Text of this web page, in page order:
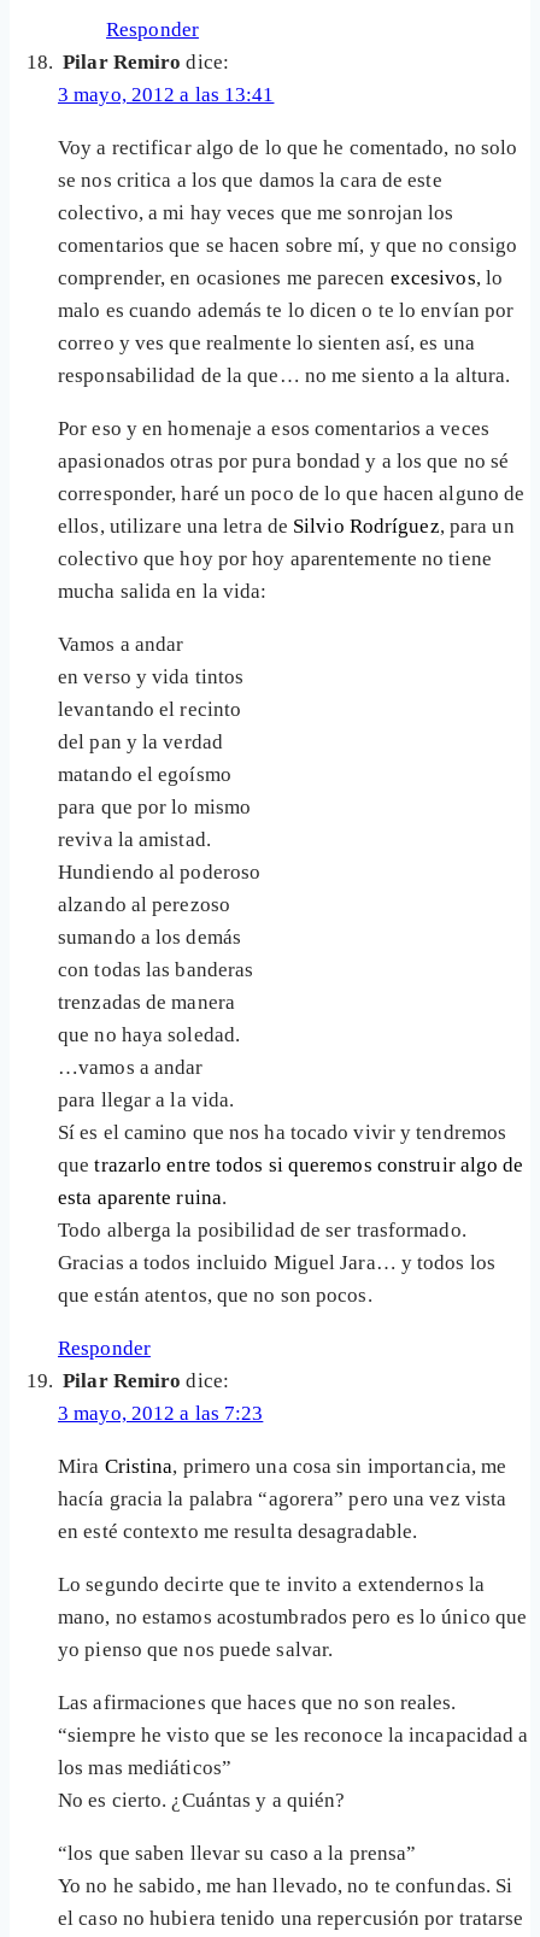
Responder
Pilar Remiro dice:
3 mayo, 2012 a las 13:41
Voy a rectificar algo de lo que he comentado, no solo
se nos critica a los que damos la cara de este
colectivo, a mi hay veces que me sonrojan los
comentarios que se hacen sobre mí, y que no consigo
comprender, en ocasiones me parecen excesivos, lo
malo es cuando además te lo dicen o te lo envían por
correo y ves que realmente lo sienten así, es una
responsabilidad de la que… no me siento a la altura.
Por eso y en homenaje a esos comentarios a veces
apasionados otras por pura bondad y a los que no sé
corresponder, haré un poco de lo que hacen alguno de
ellos, utilizare una letra de Silvio Rodríguez, para un
colectivo que hoy por hoy aparentemente no tiene
mucha salida en la vida:
Vamos a andar
en verso y vida tintos
levantando el recinto
del pan y la verdad
matando el egoísmo
para que por lo mismo
reviva la amistad.
Hundiendo al poderoso
alzando al perezoso
sumando a los demás
con todas las banderas
trenzadas de manera
que no haya soledad.
…vamos a andar
para llegar a la vida.
Sí es el camino que nos ha tocado vivir y tendremos
quetrazarlo entre todos si queremos construir algo de
esta aparente ruina.
Todo alberga la posibilidad de ser trasformado.
Gracias a todos incluido Miguel Jara… y todos los
que están atentos, que no son pocos.
Responder
Pilar Remiro dice:
3 mayo, 2012 a las 7:23
Mira Cristina, primero una cosa sin importancia, me
hacía gracia la palabra “agorera” pero una vez vista
en esté contexto me resulta desagradable.
Lo segundo decirte que te invito a extendernos la
mano, no estamos acostumbrados pero es lo único que
yo pienso que nos puede salvar.
Las afirmaciones que haces que no son reales.
“siempre he visto que se les reconoce la incapacidad a
los mas mediáticos”
No es cierto. ¿Cuántas y a quién?
“los que saben llevar su caso a la prensa”
Yo no he sabido, me han llevado, no te confundas. Si
el caso no hubiera tenido una repercusión por tratarse